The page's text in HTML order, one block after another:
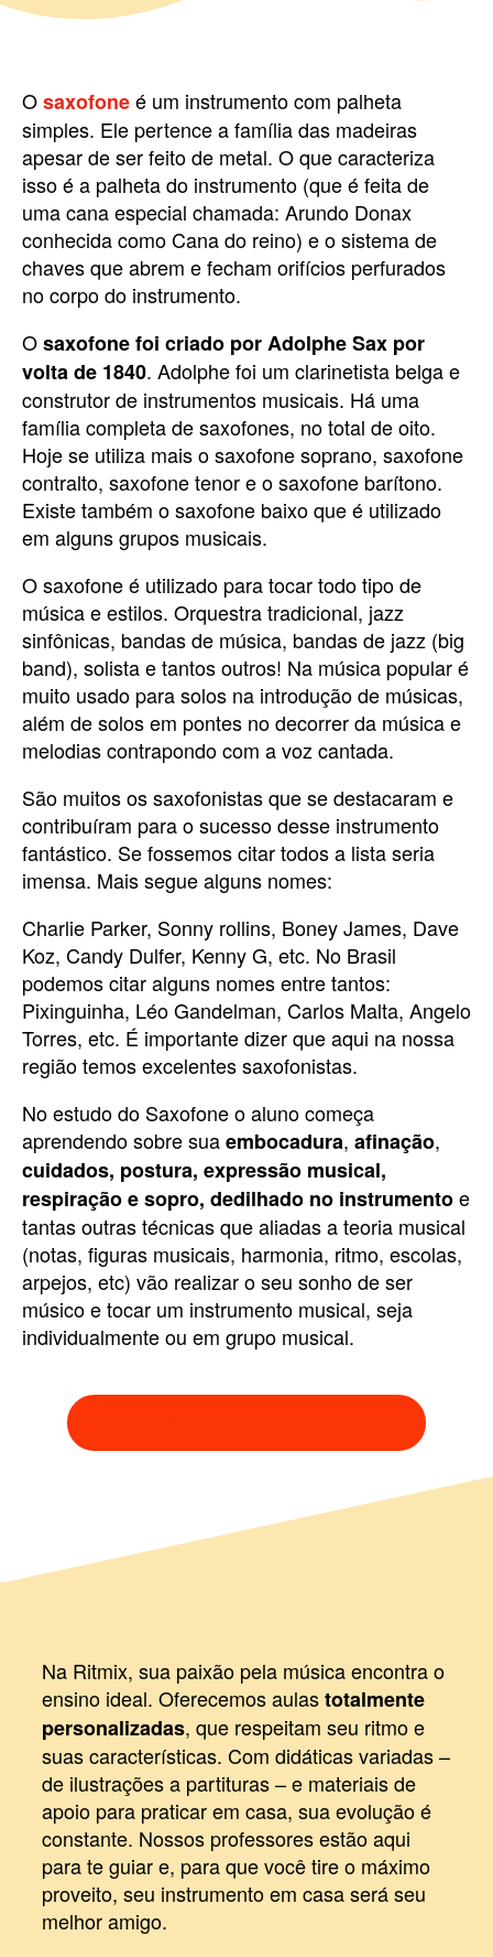
Osaxofoneé um instrumento com palheta
simples. Ele pertence a família das madeiras
apesar de ser feito de metal. O que caracteriza
isso é a palheta do instrumento (que é feita de
uma cana especial chamada: Arundo Donax
conhecida como Cana do reino) e o sistema de
chaves que abrem e fecham orifícios perfurados
no corpo do instrumento.
Osaxofone foi criado por Adolphe Sax por
volta de 1840. Adolphe foi um clarinetista belga e
construtor de instrumentos musicais. Há uma
família completa de saxofones, no total de oito.
Hoje se utiliza mais o saxofone soprano, saxofone
contralto, saxofone tenor e o saxofone barítono.
Existe também o saxofone baixo que é utilizado
em alguns grupos musicais.
O saxofone é utilizado para tocar todo tipo de
música e estilos. Orquestra tradicional, jazz
sinfônicas, bandas de música, bandas de jazz (big
band), solista e tantos outros! Na música popular é
muito usado para solos na introdução de músicas,
além de solos em pontes no decorrer da música e
melodias contrapondo com a voz cantada.
São muitos os saxofonistas que se destacaram e
contribuíram para o sucesso desse instrumento
fantástico. Se fossemos citar todos a lista seria
imensa. Mais segue alguns nomes:
Charlie Parker, Sonny rollins, Boney James, Dave
Koz, Candy Dulfer, Kenny G, etc. No Brasil
podemos citar alguns nomes entre tantos:
Pixinguinha, Léo Gandelman, Carlos Malta, Angelo
Torres, etc. É importante dizer que aqui na nossa
região temos excelentes saxofonistas.
No estudo do Saxofone o aluno começa
aprendendo sobre suaembocadura, afinação,
cuidados, postura, expressão musical,
respiração e sopro, dedilhado no instrumentoe
tantas outras técnicas que aliadas a teoria musical
(notas, figuras musicais, harmonia, ritmo, escolas,
arpejos, etc) vão realizar o seu sonho de ser
músico e tocar um instrumento musical, seja
individualmente ou em grupo musical.
Na Ritmix, sua paixão pela música encontra o
ensino ideal. Oferecemos aulastotalmente
personalizadas, que respeitam seu ritmo e
suas características. Com didáticas variadas –
de ilustrações a partituras – e materiais de
apoio para praticar em casa, sua evolução é
constante. Nossos professores estão aqui
para te guiar e, para que você tire o máximo
proveito, seu instrumento em casa será seu
melhor amigo.